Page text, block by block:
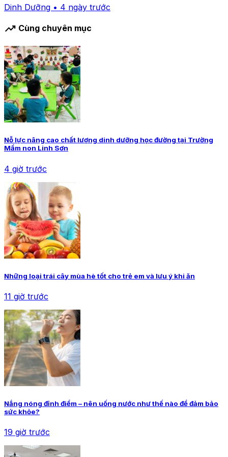
Dinh Dưỡng • 4 ngày trước
trending_up Cùng chuyên mục
Nỗ lực nâng cao chất lượng dinh dưỡng học đường tại Trường
Mầm non Linh Sơn
4 giờ trước
Những loại trái cây mùa hè tốt cho trẻ em và lưu ý khi ăn
11 giờ trước
Nắng nóng đỉnh điểm – nên uống nước như thế nào để đảm bảo
sức khỏe?
19 giờ trước